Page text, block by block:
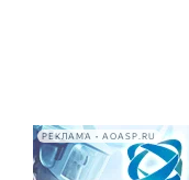
РЕКЛАМА • AOASP.RU